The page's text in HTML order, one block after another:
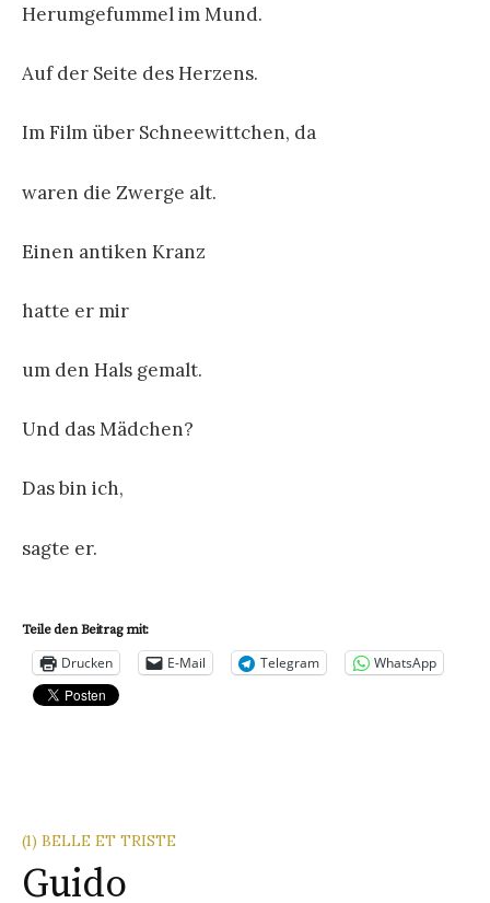
Herumgefummel im Mund.
Auf der Seite des Herzens.
Im Film über Schneewittchen, da
waren die Zwerge alt.
Einen antiken Kranz
hatte er mir
um den Hals gemalt.
Und das Mädchen?
Das bin ich,
sagte er.
Teile den Beitrag mit:
Drucken E-Mail Telegram WhatsApp
(1) BELLE ET TRISTE
Guido